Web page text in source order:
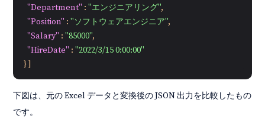
"Department" : "エンジニアリング",
"Position" : "ソフトウェアエンジニア",
"Salary" : "85000",
"HireDate" : "2022/3/15 0:00:00"
} ]
下図は、元の Excel データと変換後の JSON 出力を比較したもの
です。